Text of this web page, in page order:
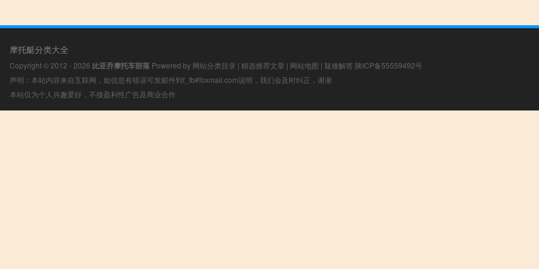
摩托艇分类大全
Copyright © 2012 - 2026 比亚乔摩托车部落 Powered by 网站分类目录 | 精选推荐文章 | 网站地图 | 疑难解答 陕ICP备55559492号
声明：本站内容来自互联网，如信息有错误可发邮件到f_fb#foxmail.com说明，我们会及时纠正，谢谢
本站仅为个人兴趣爱好，不接盈利性广告及商业合作